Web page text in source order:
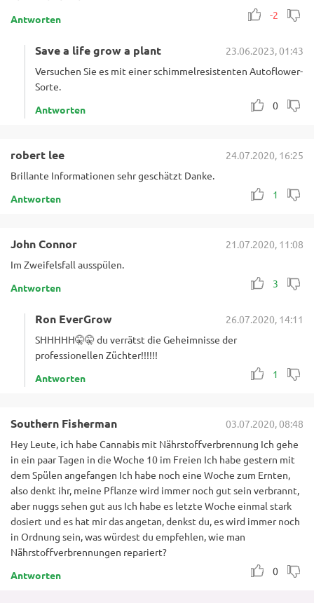
-2
Antworten
Save a life grow a plant
23.06.2023, 01:43
Versuchen Sie es mit einer schimmelresistenten Autoflower-
Sorte.
0
Antworten
robert lee
24.07.2020, 16:25
Brillante Informationen sehr geschätzt Danke.
1
Antworten
John Connor
21.07.2020, 11:08
Im Zweifelsfall ausspülen.
3
Antworten
Ron EverGrow
26.07.2020, 14:11
SHHHHH🤫🤫 du verrätst die Geheimnisse der
professionellen Züchter!!!!!!
1
Antworten
Southern Fisherman
03.07.2020, 08:48
Hey Leute, ich habe Cannabis mit Nährstoffverbrennung Ich gehe
in ein paar Tagen in die Woche 10 im Freien Ich habe gestern mit
dem Spülen angefangen Ich habe noch eine Woche zum Ernten,
also denkt ihr, meine Pflanze wird immer noch gut sein verbrannt,
aber nuggs sehen gut aus Ich habe es letzte Woche einmal stark
dosiert und es hat mir das angetan, denkst du, es wird immer noch
in Ordnung sein, was würdest du empfehlen, wie man
Nährstoffverbrennungen repariert?
0
Antworten